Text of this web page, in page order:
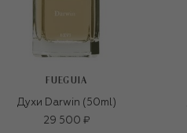
FUEGUIA
Духи Darwin (50ml)
29 500 ₽